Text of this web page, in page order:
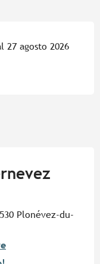
27 agosto 2026
Plonévez-du-